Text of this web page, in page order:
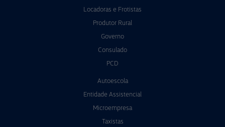
Locadoras e Frotistas
Produtor Rural
Governo
Consulado
PCD
Autoescola
Entidade Assistencial
Microempresa
Taxistas